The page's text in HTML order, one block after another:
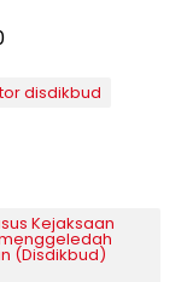
disdikbud
Kejaksaan
(Disdikbud)